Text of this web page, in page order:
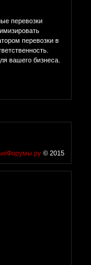
перевозки
перевозки в
вашего бизнеса.
© 2015